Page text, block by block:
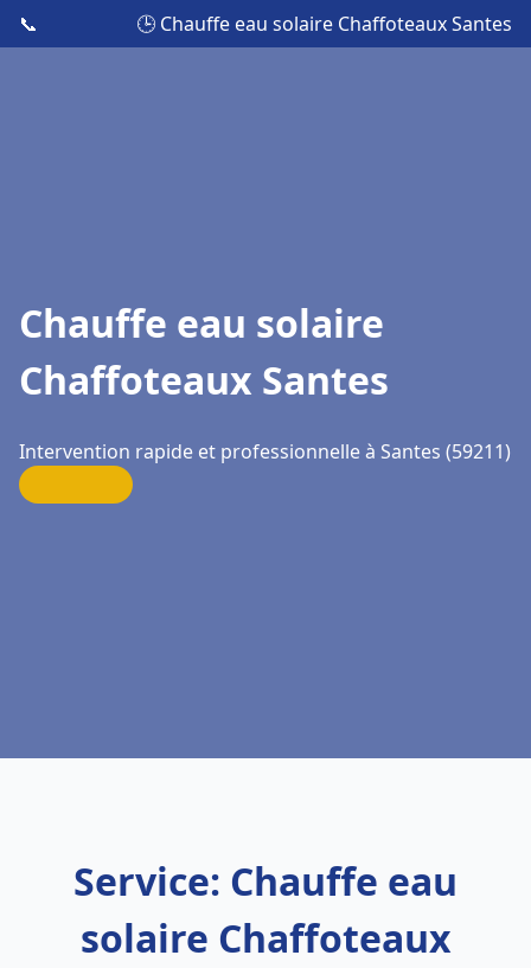
📞 🕒 Chauffe eau solaire Chaffoteaux Santes
Chauffe eau solaire
Chaffoteaux Santes
Intervention rapide et professionnelle à Santes (59211)
Service: Chauffe eau
solaire Chaffoteaux